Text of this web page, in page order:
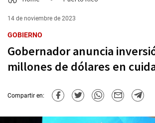
14 de noviembre de 2023
GOBIERNO
Gobernador anuncia
millones de dólares en
Compartir en: